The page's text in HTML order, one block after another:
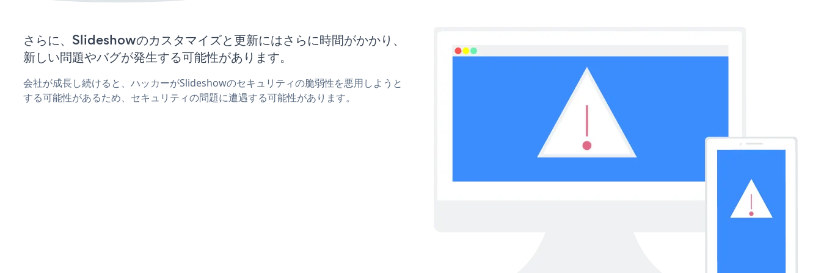
さらに、Slideshowのカスタマイズと更新にはさらに時間がかかり、
新しい問題やバグが発生する可能性があります。
会社が成長し続けると、ハッカーがSlideshowのセキュリティの脆弱性を悪用しようと
する可能性があるため、セキュリティの問題に遭遇する可能性があります。